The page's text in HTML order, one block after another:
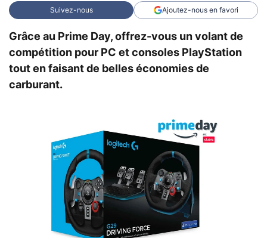
Suivez-nous Ajoutez-nous en favori
Grâce au Prime Day, offrez-vous un volant de
compétition pour PC et consoles PlayStation
tout en faisant de belles économies de
carburant.